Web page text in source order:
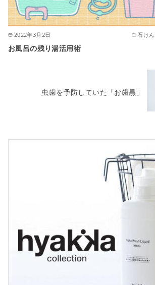
2022年3月2日 石け
お風呂の残り湯活用術
虫歯を予防していた「お歯黒」